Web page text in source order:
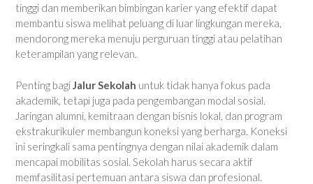
tinggi dan memberikan bimbingan karier yang efektif dapat
membantu siswa melihat peluang di luar lingkungan mereka,
mendorong mereka menuju perguruan tinggi atau pelatihan
keterampilan yang relevan.
Penting bagiJalur Sekolah untuk tidak hanya fokus pada
akademik, tetapi juga pada pengembangan modal sosial.
Jaringan alumni, kemitraan dengan bisnis lokal, dan program
ekstrakurikuler membangun koneksi yang berharga. Koneksi
ini seringkali sama pentingnya dengan nilai akademik dalam
mencapai mobilitas sosial. Sekolah harus secara aktif
memfasilitasi pertemuan antara siswa dan profesional.